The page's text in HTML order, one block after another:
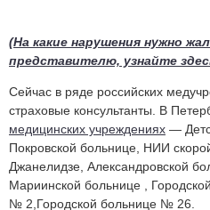
(На какие нарушения нужно
представителю, узнайте
Сейчас в ряде российских
страховые консультанты. В
медицинских учреждениях —
Покровской больнице, НИИ
Джанелидзе, Александровской
Мариинской больнице ,
№ 2,Городской больнице № 26.